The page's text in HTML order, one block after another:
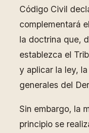
Código Civil
complementará
la doctrina que,
establezca el
y aplicar la ley,
generales del
Sin embargo, la
principio se